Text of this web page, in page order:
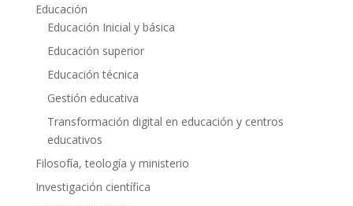
Educación
Educación Inicial y básica
Educación superior
Educación técnica
Gestión educativa
Transformación digital en educación y centros
educativos
Filosofía, teología y ministerio
Investigación científica